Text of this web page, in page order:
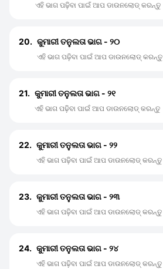
ଏହି ଭାଗ ପଢ଼ିବା ପାଇଁ ଆପ ଡାଉନଲୋଡ୍ କରନ୍ତୁ
20. କୁମାରୀ ତନୁଲତା ଭାଗ - ୨୦
ଏହି ଭାଗ ପଢ଼ିବା ପାଇଁ ଆପ ଡାଉନଲୋଡ୍ କରନ୍ତୁ
21. କୁମାରୀ ତନୁଲତା ଭାଗ - ୨୧
ଏହି ଭାଗ ପଢ଼ିବା ପାଇଁ ଆପ ଡାଉନଲୋଡ୍ କରନ୍ତୁ
22. କୁମାରୀ ତନୁଲତା ଭାଗ - ୨୨
ଏହି ଭାଗ ପଢ଼ିବା ପାଇଁ ଆପ ଡାଉନଲୋଡ୍ କରନ୍ତୁ
23. କୁମାରୀ ତନୁଲତା ଭାଗ - ୨୩
ଏହି ଭାଗ ପଢ଼ିବା ପାଇଁ ଆପ ଡାଉନଲୋଡ୍ କରନ୍ତୁ
24. କୁମାରୀ ତନୁଲତା ଭାଗ - ୨୪
ଏହି ଭାଗ ପଢ଼ିବା ପାଇଁ ଆପ ଡାଉନଲୋଡ୍ କରନ୍ତୁ